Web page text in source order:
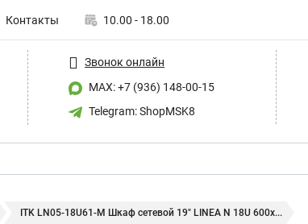
Контакты 10.00 - 18.00
Звонок онлайн
MAX: +7 (936) 148-00-15
Telegram: ShopMSK8
ITK LN05-18U61-M Шкаф сетевой 19" LINEA N 18U 600х...